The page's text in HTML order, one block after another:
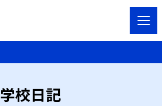
学校日記